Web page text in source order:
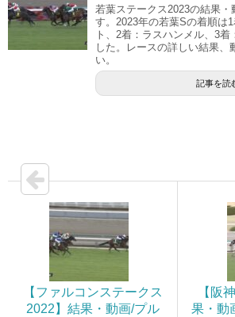
若葉ステークス2023の結果
す。2023年の若葉Sの着順は
ト、2着：ラスハンメル、3着
した。レースの詳しい結果、
い。
記事を読
【ファルコンステークス
2022】結果・動画/プル
【阪
果・動